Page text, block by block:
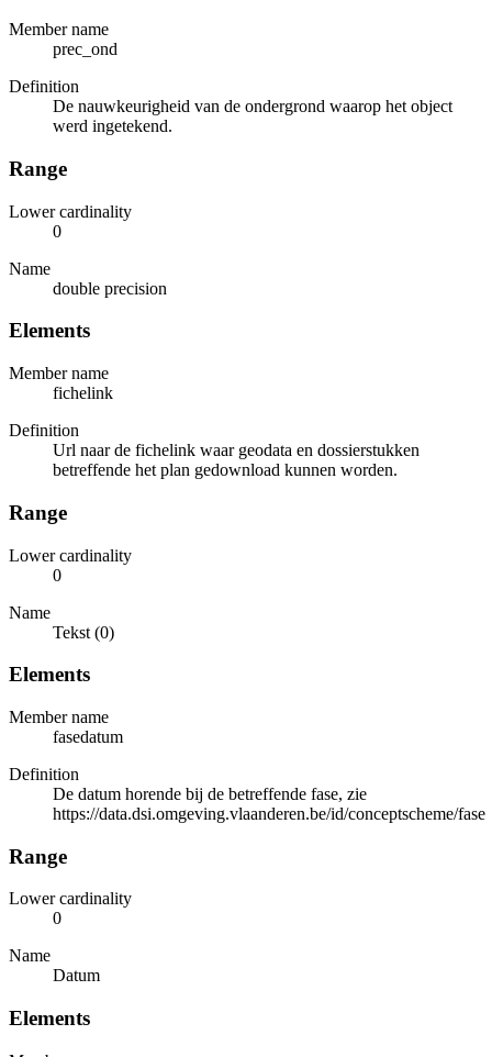
Member name
prec_ond
Definition
De nauwkeurigheid van de ondergrond waarop het object
werd ingetekend.
Range
Lower cardinality
0
Name
double precision
Elements
Member name
fichelink
Definition
Url naar de fichelink waar geodata en dossierstukken
betreffende het plan gedownload kunnen worden.
Range
Lower cardinality
0
Name
Tekst (0)
Elements
Member name
fasedatum
Definition
De datum horende bij de betreffende fase, zie
https://data.dsi.omgeving.vlaanderen.be/id/conceptscheme/fase
Range
Lower cardinality
0
Name
Datum
Elements